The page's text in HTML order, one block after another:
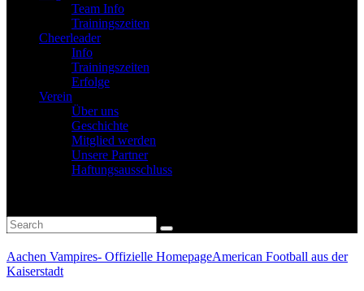
Team Info
Trainingszeiten
Cheerleader
Info
Trainingszeiten
Erfolge
Verein
Über uns
Geschichte
Mitglied werden
Unsere Partner
Haftungsausschluss
Aachen Vampires- Offizielle HomepageAmerican Football aus der
Kaiserstadt